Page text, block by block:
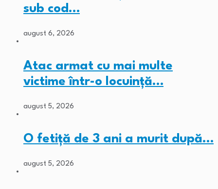
sub cod…
august 6, 2026
Atac armat cu mai multe
victime într-o locuință…
august 5, 2026
O fetiță de 3 ani a murit după…
august 5, 2026